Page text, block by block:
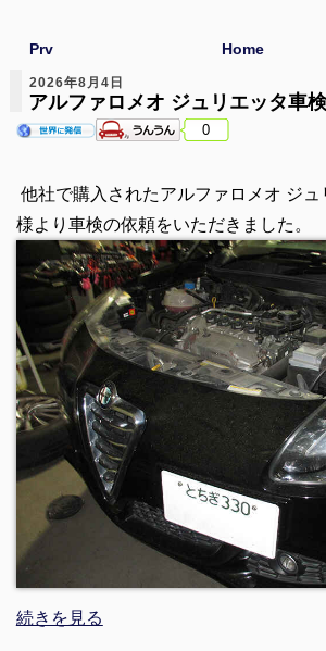
Prv Home
2026年8月4日
アルファロメオ ジュリエッタ車
0
他社で購入されたアルファロメオ ジ
様より車検の依頼をいただきました。
続きを見る